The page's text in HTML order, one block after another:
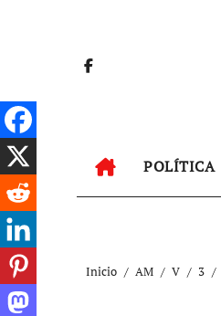
POLÍTICA
Inicio AM V 3